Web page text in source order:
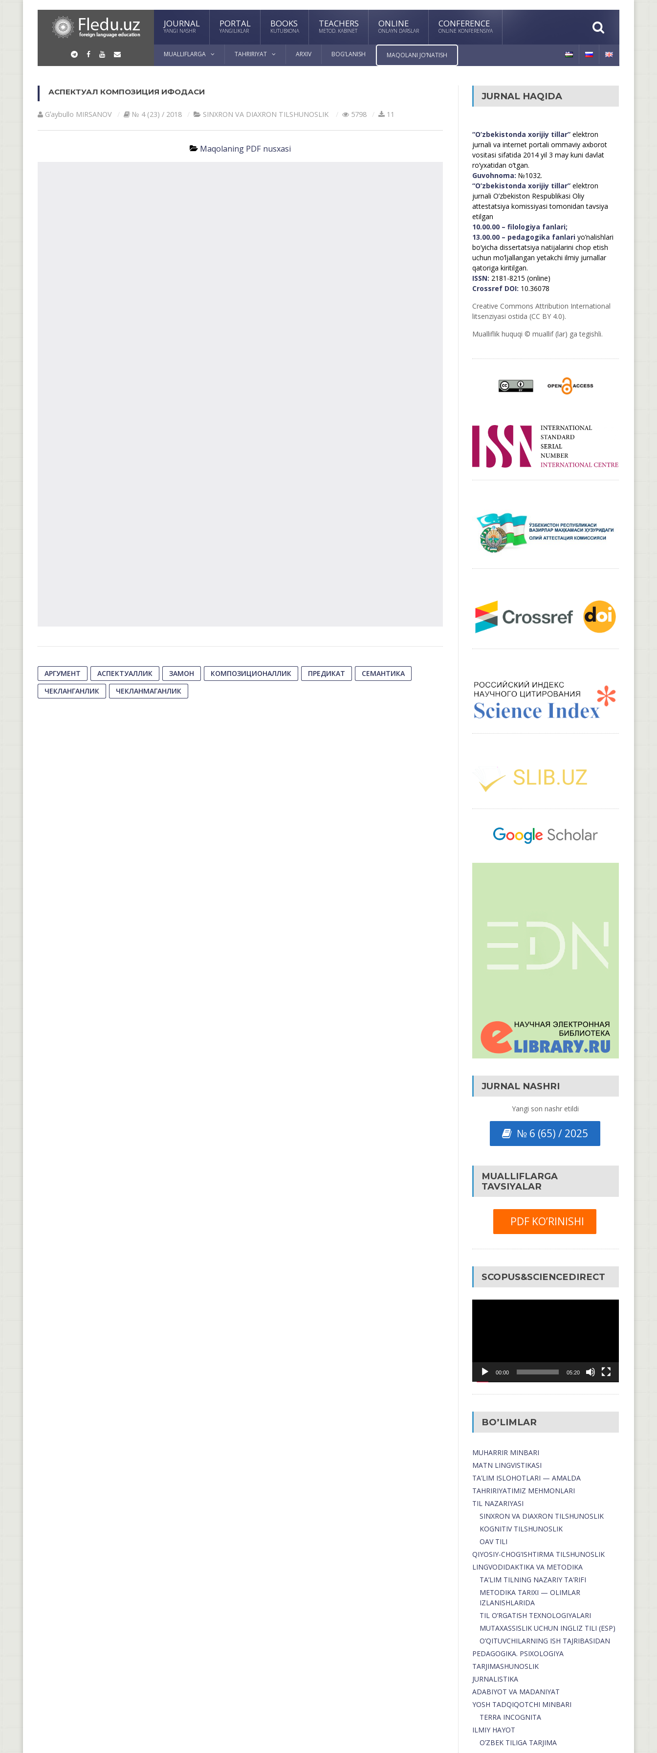
JOURNAL
YANGI NASHR
PORTAL
YANGILIKLAR
BOOKS
KUTUBXONA
TEACHERS
METOD. KABINET
ONLINE
ONLAYN DARSLAR
CONFERENCE
ONLINE KONFERENSIYA
MUALLIFLARGA TAHRIRIYAT ARXIV BOG’LANISH MAQOLANI JO’NATISH
АСПЕКТУАЛ КОМПОЗИЦИЯ ИФОДАСИ
Gʼaybullo MIRSАNOV № 4 (23) / 2018 SINXRON VА DIАXRON TILSHUNOSLIK 5798 11
Maqolaning PDF nusxasi
АРГУМЕНТ АСПЕКТУАЛЛИК ЗАМОН КОМПОЗИЦИОНАЛЛИК ПРЕДИКАТ
СЕМАНТИКА
ЧЕКЛАНГАНЛИК
ЧЕКЛАНМАГАНЛИК
JURNAL HAQIDA
“O’zbekistonda xorijiy tillar”elektron
jurnali va internet portali ommaviy axborot
vositasi sifatida 2014 yil 3 may kuni davlat
ro’yxatidan o’tgan.
Guvohnoma: №1032.
“O’zbekistonda xorijiy tillar”elektron
jurnali O’zbekiston Respublikasi Oliy
attestatsiya komissiyasi tomonidan tavsiya
etilgan
10.00.00 – filologiya fanlari;
13.00.00 – pedagogika fanlariyo’nalishlari
bo’yicha dissertatsiya natijalarini chop etish
uchun mo’ljallangan yetakchi ilmiy jurnallar
qatoriga kiritilgan.
ISSN: 2181-8215 (online)
Crossref DOI: 10.36078
Creative Commons Attribution International
litsenziyasi ostida (CC BY 4.0).
Mualliflik huquqi © muallif (lar) ga tegishli.
JURNAL NASHRI
Yangi son nashr etildi
№ 6 (65) / 2025
MUALLIFLARGA
TAVSIYALAR
PDF KO’RINISHI
SCOPUS&SCIENCEDIRECT
00:00 05:20
BO’LIMLAR
MUHARRIR MINBARI
MATN LINGVISTIKASI
TA’LIM ISLOHOTLARI — AMALDA
TAHRIRIYATIMIZ MEHMONLARI
TIL NAZARIYASI
SINXRON VA DIAXRON TILSHUNOSLIK
KOGNITIV TILSHUNOSLIK
OAV TILI
QIYOSIY-CHOG‘ISHTIRMA TILSHUNOSLIK
LINGVODIDAKTIKA VA METODIKA
TA’LIM TILNING NAZARIY TA’RIFI
METODIKA TARIXI — OLIMLAR
IZLANISHLARIDA
TIL O’RGATISH TEXNOLOGIYALARI
MUTAXASSISLIK UCHUN INGLIZ TILI (ESP)
O’QITUVCHILARNING ISH TAJRIBASIDAN
PEDAGOGIKA. PSIXOLOGIYA
TARJIMASHUNOSLIK
JURNALISTIKA
ADABIYOT VA MADANIYAT
YOSH TADQIQOTCHI MINBARI
TERRA INCOGNITA
ILMIY HAYOT
O’ZBEK TILIGA TARJIMA